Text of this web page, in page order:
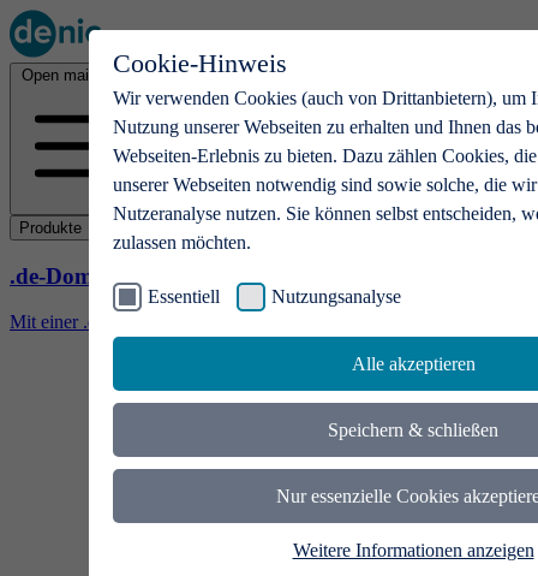
Cookie-Hinweis
Wir verwenden Cookies (auch von Drittanbietern), um
Nutzung unserer Webseiten zu erhalten und Ihnen das
Webseiten-Erlebnis zu bieten. Dazu zählen Cookies,
unserer Webseiten notwendig sind sowie solche, die
Nutzeranalyse nutzen. Sie können selbst entscheiden,
zulassen möchten.
Essentiell Nutzungsanalyse
Alle akzeptieren
Speichern & schließen
Nur essenzielle Cookies
Weitere Informationen anzeigen
Open main menu
Produkte
.de-Domains
Mit einer .de-Domain erhalten Ideen eine Bühne